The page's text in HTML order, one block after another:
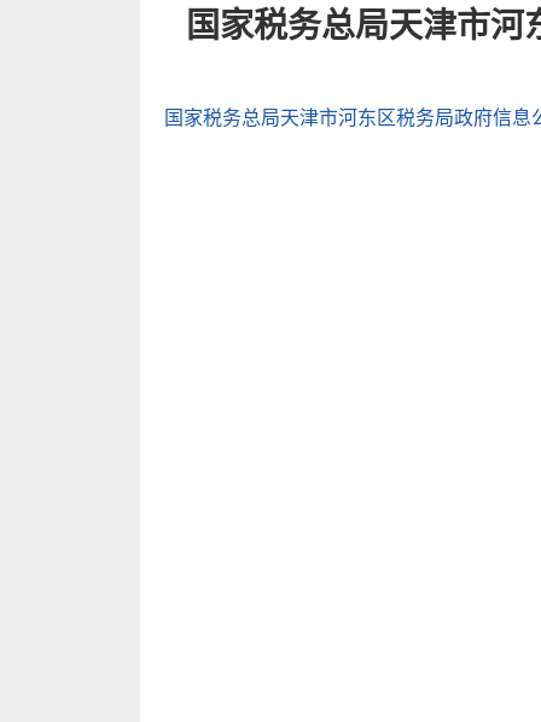
国家税务总局天津市
国家税务总局天津市河东区税务局政府信息